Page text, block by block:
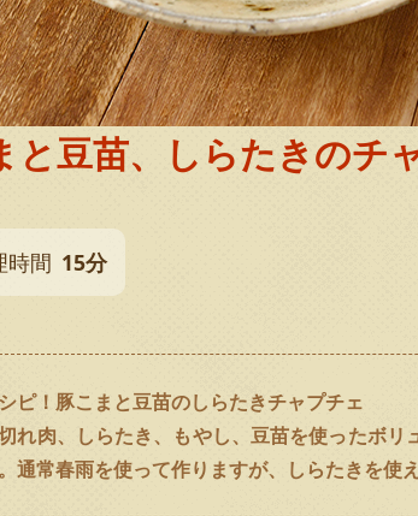
と豆苗、しらたきのチ
時間 15分
ピ！豚こまと豆苗のしらたきチャプチェ
れ肉、しらたき、もやし、豆苗を使ったボリ
通常春雨を使って作りますが、しらたきを使